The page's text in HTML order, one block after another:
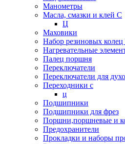
Манометры
Масла, смазки и клей С
Ц
Маховики
Набор резиновых
Нагревательные
Палец поршня
Переключатели
Переключатели для
Переходники с
ц
Подшипники
Подшипники для фрез
Поршни,поршневые и
Предохранители
Прокладки и наборы